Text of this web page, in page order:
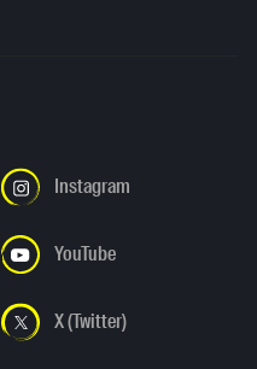
Instagram
YouTube
X (Twitter)